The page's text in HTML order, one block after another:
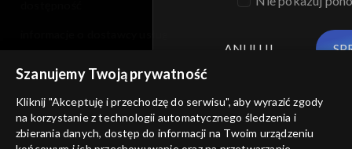
ANULUJ
Szanujemy Twoją prywatność
Kliknij "Akceptuję i przechodzę do serwisu", aby wyrazić zgody
na korzystanie z technologii automatycznego śledzenia i
zbierania danych, dostęp do informacji na Twoim urządzeniu